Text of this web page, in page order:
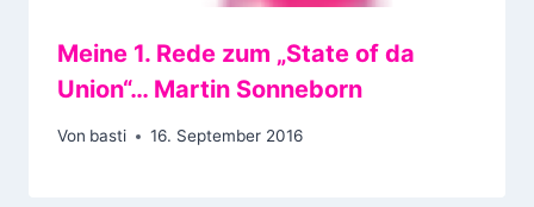
Meine 1. Rede zum „State of da
Union“… Martin Sonneborn
Von basti 16. September 2016